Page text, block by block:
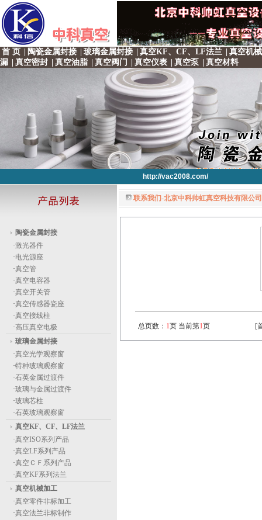
首 页 陶瓷金属封接 玻璃金属封接 真空KF、CF、LF法兰
真空机
漏
真空密封 真空油脂 真空阀门 真空仪表 真空泵 真空材料
http://vac2008.com/
陶瓷金属封接
·激光器件
·电光源座
·真空管
·真空电容器
·真空开关管
·真空传感器瓷座
·真空接线柱
·高压真空电极
玻璃金属封接
·真空光学观察窗
·特种玻璃观察窗
·石英金属过渡件
·玻璃与金属过渡件
·玻璃芯柱
·石英玻璃观察窗
真空KF、CF、LF法兰
·真空ISO系列产品
·真空LF系列产品
·真空ＣＦ系列产品
·真空KF系列法兰
真空机械加工
·真空零件非标加工
·真空法兰非标制作
联系我们-北京中科帅虹真空科技有限公
总页数： 1页 当前第1页 [